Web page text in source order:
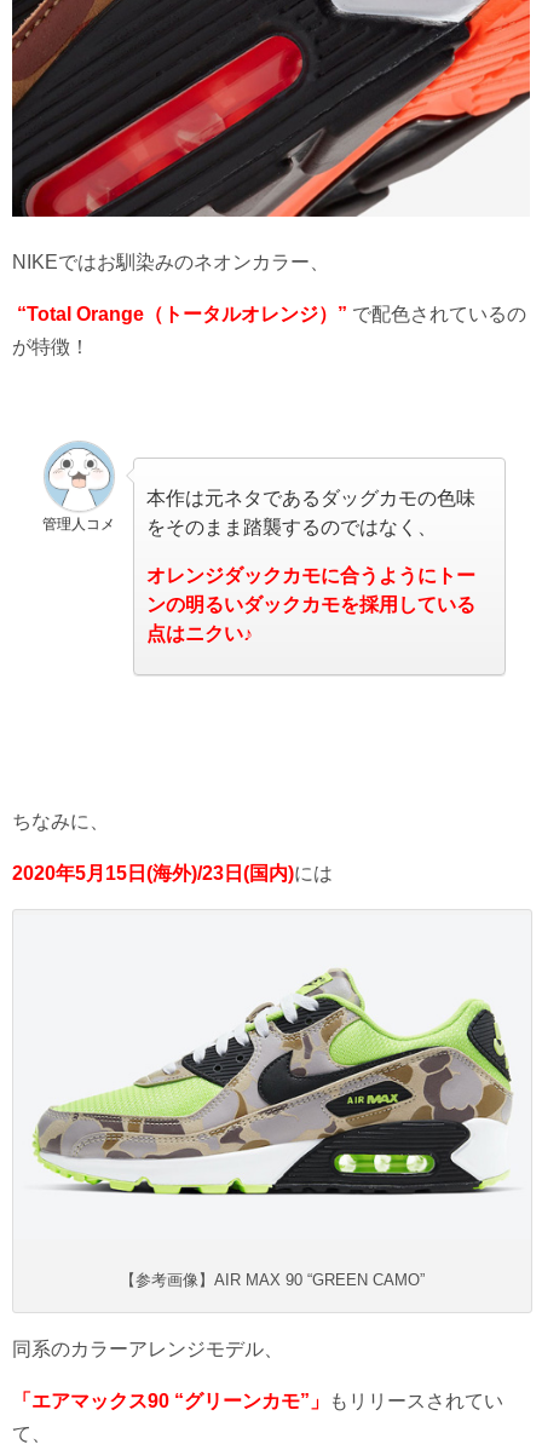
NIKEではお馴染みのネオンカラー、
“Total Orange（トータルオレンジ）” で配色されているの
が特徴！
管理人コメ
本作は元ネタであるダッグカモの色味
をそのまま踏襲するのではなく、
オレンジダックカモに合うようにトー
ンの明るいダックカモを採用している
点はニクい♪
ちなみに、
2020年5月15日(海外)/23日(国内)には
【参考画像】AIR MAX 90 “GREEN CAMO”
同系のカラーアレンジモデル、
「エアマックス90 “グリーンカモ”」
もリリースされてい
て、